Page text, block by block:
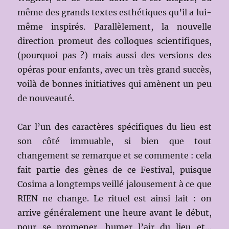
même des grands textes esthétiques qu’il a lui-
même inspirés. Parallèlement, la nouvelle
direction promeut des colloques scientifiques,
(pourquoi pas ?) mais aussi des versions des
opéras pour enfants, avec un très grand succès,
voilà de bonnes initiatives qui amènent un peu
de nouveauté.
Car l’un des caractères spécifiques du lieu est
son côté immuable, si bien que tout
changement se remarque et se commente : cela
fait partie des gènes de ce Festival, puisque
Cosima a longtemps veillé jalousement à ce que
RIEN ne change. Le rituel est ainsi fait : on
arrive généralement une heure avant le début,
pour se promener, humer l’air du lieu et…